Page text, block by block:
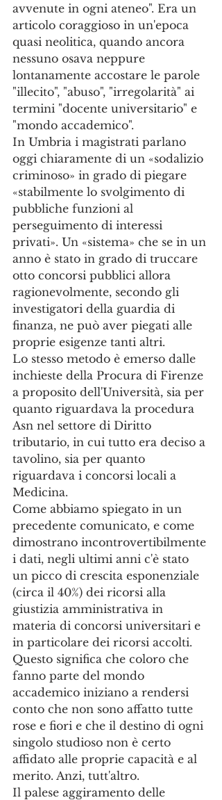
avvenute in ogni ateneo". Era un
articolo coraggioso in un'epoca
quasi neolitica, quando ancora
nessuno osava neppure
lontanamente accostare le parole
"illecito", "abuso", "irregolarità" ai
termini "docente universitario" e
"mondo accademico".
In Umbria i magistrati parlano
oggi chiaramente di un «sodalizio
criminoso» in grado di piegare
«stabilmente lo svolgimento di
pubbliche funzioni al
perseguimento di interessi
privati». Un «sistema» che se in un
anno è stato in grado di truccare
otto concorsi pubblici allora
ragionevolmente, secondo gli
investigatori della guardia di
finanza, ne può aver piegati alle
proprie esigenze tanti altri.
Lo stesso metodo è emerso dalle
inchieste della Procura di Firenze
a proposito dell'Università, sia per
quanto riguardava la procedura
Asn nel settore di Diritto
tributario, in cui tutto era deciso a
tavolino, sia per quanto
riguardava i concorsi locali a
Medicina.
Come abbiamo spiegato in un
precedente comunicato, e come
dimostrano incontrovertibilmente
i dati, negli ultimi anni c'è stato
un picco di crescita esponenziale
(circa il 40%) dei ricorsi alla
giustizia amministrativa in
materia di concorsi universitari e
in particolare dei ricorsi accolti.
Questo significa che coloro che
fanno parte del mondo
accademico iniziano a rendersi
conto che non sono affatto tutte
rose e fiori e che il destino di ogni
singolo studioso non è certo
affidato alle proprie capacità e al
merito. Anzi, tutt'altro.
Il palese aggiramento delle